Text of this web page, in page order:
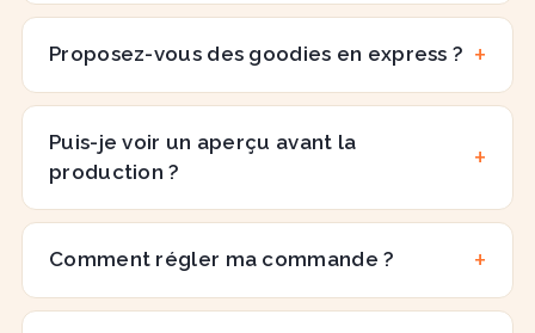
Proposez-vous des goodies en express ?
Puis-je voir un aperçu avant la
production ?
Comment régler ma commande ?